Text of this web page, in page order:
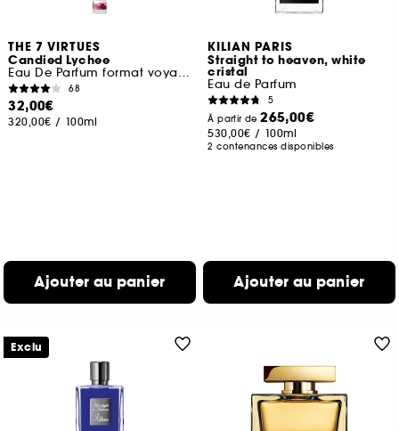
THE 7 VIRTUES
Candied Lychee
Eau De Parfum format voyage
68
32,00€
320,00€ / 100ml
Ajouter au panier
KILIAN PARIS
Straight to heaven, white
cristal
Eau de Parfum
5
À partir de265,00€
530,00€ / 100ml
2 contenances disponibles
Ajouter au panier
Exclu